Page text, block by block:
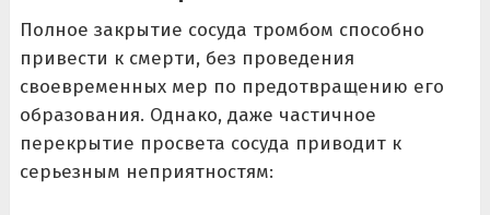
Полное закрытие сосуда тромбом способно
привести к смерти, без проведения
своевременных мер по предотвращению его
образования. Однако, даже частичное
перекрытие просвета сосуда приводит к
серьезным неприятностям: